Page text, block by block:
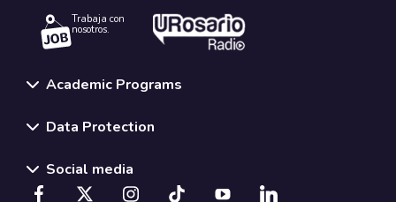
Trabaja con
nosotros.
Academic Programs
Data Protection
Social media